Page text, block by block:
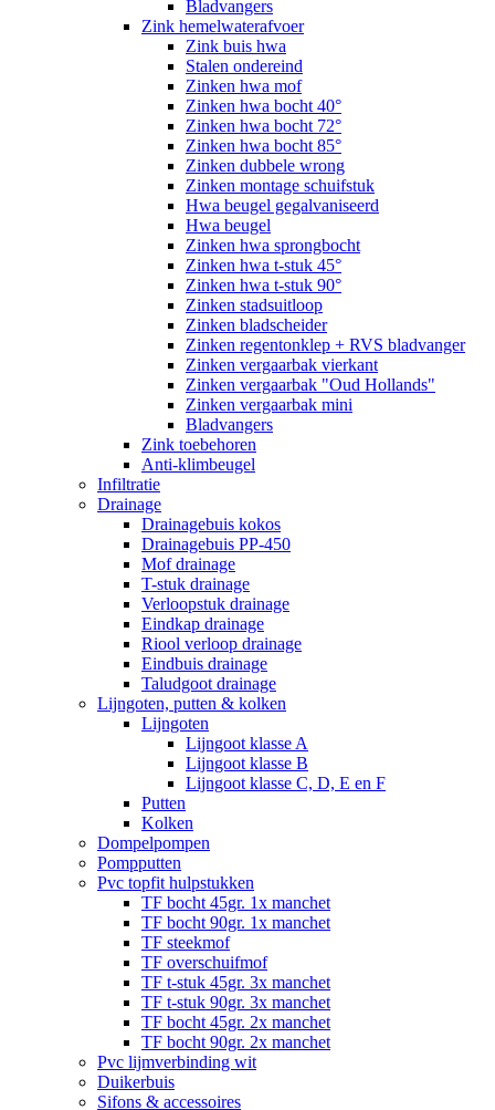
Bladvangers
Zink hemelwaterafvoer
Zink buis hwa
Stalen ondereind
Zinken hwa mof
Zinken hwa bocht 40°
Zinken hwa bocht 72°
Zinken hwa bocht 85°
Zinken dubbele wrong
Zinken montage schuifstuk
Hwa beugel gegalvaniseerd
Hwa beugel
Zinken hwa sprongbocht
Zinken hwa t-stuk 45°
Zinken hwa t-stuk 90°
Zinken stadsuitloop
Zinken bladscheider
Zinken regentonklep + RVS bladvanger
Zinken vergaarbak vierkant
Zinken vergaarbak "Oud Hollands"
Zinken vergaarbak mini
Bladvangers
Zink toebehoren
Anti-klimbeugel
Infiltratie
Drainage
Drainagebuis kokos
Drainagebuis PP-450
Mof drainage
T-stuk drainage
Verloopstuk drainage
Eindkap drainage
Riool verloop drainage
Eindbuis drainage
Taludgoot drainage
Lijngoten, putten & kolken
Lijngoten
Lijngoot klasse A
Lijngoot klasse B
Lijngoot klasse C, D, E en F
Putten
Kolken
Dompelpompen
Pompputten
Pvc topfit hulpstukken
TF bocht 45gr. 1x manchet
TF bocht 90gr. 1x manchet
TF steekmof
TF overschuifmof
TF t-stuk 45gr. 3x manchet
TF t-stuk 90gr. 3x manchet
TF bocht 45gr. 2x manchet
TF bocht 90gr. 2x manchet
Pvc lijmverbinding wit
Duikerbuis
Sifons & accessoires